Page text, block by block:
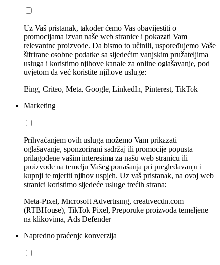
Uz Vaš pristanak, također ćemo Vas obavijestiti o
promocijama izvan naše web stranice i pokazati Vam
relevantne proizvode. Da bismo to učinili, uspoređujemo Vaše
šifrirane osobne podatke sa sljedećim vanjskim pružateljima
usluga i koristimo njihove kanale za online oglašavanje, pod
uvjetom da već koristite njihove usluge:
Bing, Criteo, Meta, Google, LinkedIn, Pinterest, TikTok
Marketing
Prihvaćanjem ovih usluga možemo Vam prikazati
oglašavanje, sponzorirani sadržaj ili promocije popusta
prilagođene vašim interesima za našu web stranicu ili
proizvode na temelju Vašeg ponašanja pri pregledavanju i
kupnji te mjeriti njihov uspjeh. Uz vaš pristanak, na ovoj web
stranici koristimo sljedeće usluge trećih strana:
Meta-Pixel, Microsoft Advertising, creativecdn.com
(RTBHouse), TikTok Pixel, Preporuke proizvoda temeljene
na klikovima, Ads Defender
Napredno praćenje konverzija